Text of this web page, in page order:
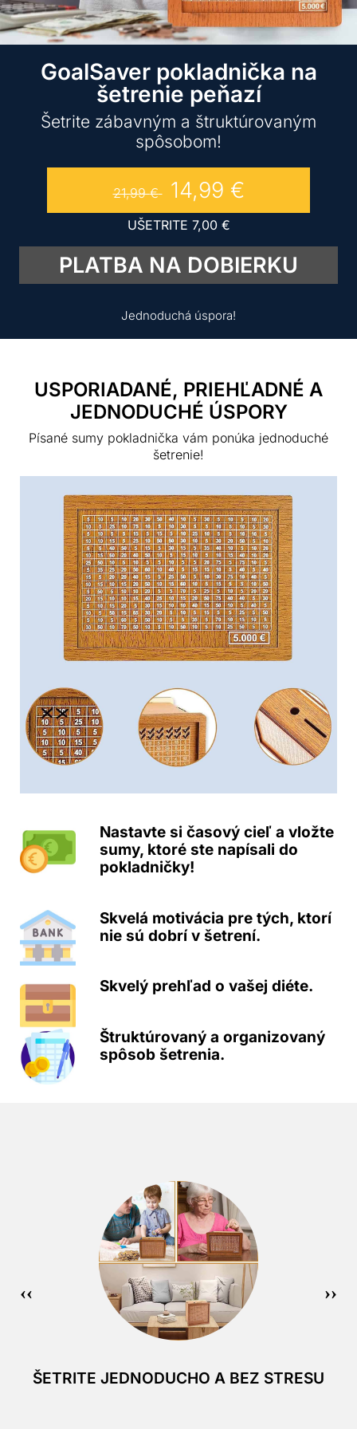
GoalSaver pokladnička na
šetrenie peňazí
Šetrite zábavným a štruktúrovaným
spôsobom!
21,99€ 14,99 €
UŠETRITE 7,00 €
PLATBA NA DOBIERKU
Jednoduchá úspora!
USPORIADANÉ, PRIEHĽADNÉ A
JEDNODUCHÉ ÚSPORY
Písané sumy pokladnička vám ponúka jednoduché
šetrenie!
Nastavte si časový cieľ a vložte
sumy, ktoré ste napísali do
pokladničky!
Skvelá motivácia pre tých, ktorí
nie sú dobrí v šetrení.
Skvelý prehľad o vašej diéte.
Štruktúrovaný a organizovaný
spôsob šetrenia.
ŠETRITE JEDNODUCHO A BEZ STRESU